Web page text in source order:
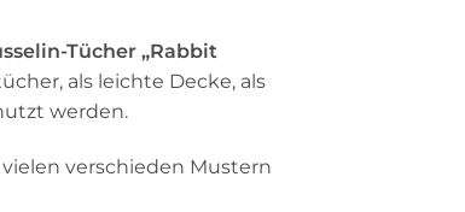
Tücher „Rabbit
als leichte Decke, als
werden.
verschieden Mustern